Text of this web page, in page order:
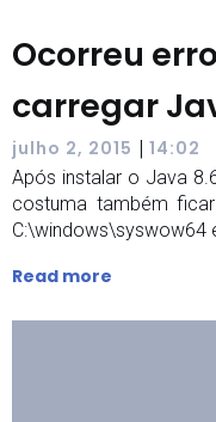
Ocorreu
carregar
julho 2, 2015 | 14:02
Após instalar o Java
costuma também
C:\windows\syswow64
Read more